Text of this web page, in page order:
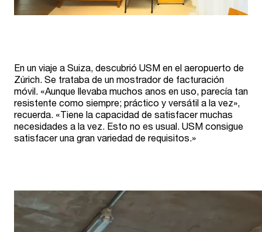
En un viaje a Suiza, descubrió USM en el aeropuerto de
Zúrich. Se trataba de un mostrador de facturación
móvil. «Aunque llevaba muchos anos en uso, parecía tan
resistente como siempre; práctico y versátil a la vez»,
recuerda. «Tiene la capacidad de satisfacer muchas
necesidades a la vez. Esto no es usual. USM consigue
satisfacer una gran variedad de requisitos.»